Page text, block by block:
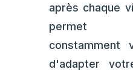
après chaque
permet
constamment
d'adapter